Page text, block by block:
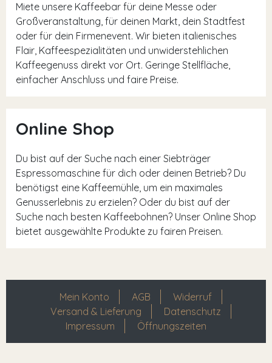
Miete unsere Kaffeebar für deine Messe oder
Großveranstaltung, für deinen Markt, dein Stadtfest
oder für dein Firmenevent. Wir bieten italienisches
Flair, Kaffeespezialitäten und unwiderstehlichen
Kaffeegenuss direkt vor Ort. Geringe Stellfläche,
einfacher Anschluss und faire Preise.
Online Shop
Du bist auf der Suche nach einer Siebträger
Espressomaschine für dich oder deinen Betrieb? Du
benötigst eine Kaffeemühle, um ein maximales
Genusserlebnis zu erzielen? Oder du bist auf der
Suche nach besten Kaffeebohnen? Unser Online Shop
bietet ausgewählte Produkte zu fairen Preisen.
Mein Konto AGB
Widerruf
Versand & Lieferung
Datenschutz
Impressum
Öffnungszeiten